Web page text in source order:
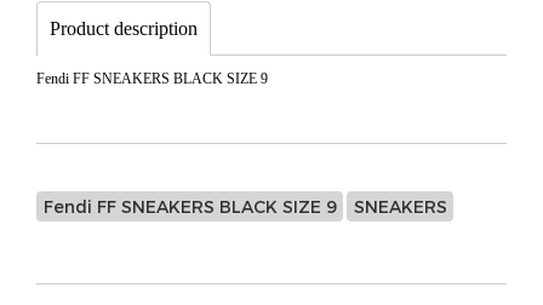
Product description
Fendi FF SNEAKERS BLACK SIZE 9
Fendi FF SNEAKERS BLACK SIZE 9 SNEAKERS